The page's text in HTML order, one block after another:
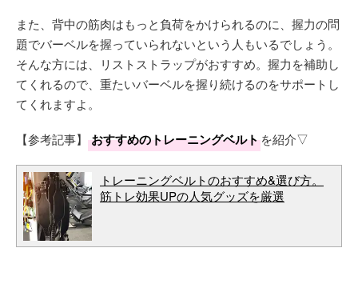
また、背中の筋肉はもっと負荷をかけられるのに、握力の問
題でバーベルを握っていられないという人もいるでしょう。
そんな方には、リストストラップがおすすめ。握力を補助し
てくれるので、重たいバーベルを握り続けるのをサポートし
てくれますよ。
【参考記事】 おすすめのトレーニングベルトを紹介▽
トレーニングベルトのおすすめ&選び方。
筋トレ効果UPの人気グッズを厳選